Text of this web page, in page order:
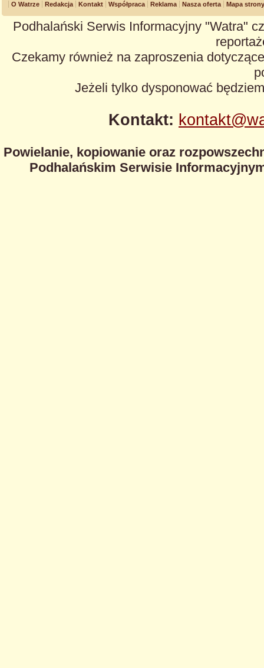
O Watrze Redakcja Kontakt Współpraca Reklama Nasza oferta Mapa strony
Podhalański Serwis Informacyjny "Watra"
Czekamy również na zaproszenia
Jeżeli tylko dysponować
Kontakt:
Powielanie, kopiowanie oraz
Podhalańskim Serwisie